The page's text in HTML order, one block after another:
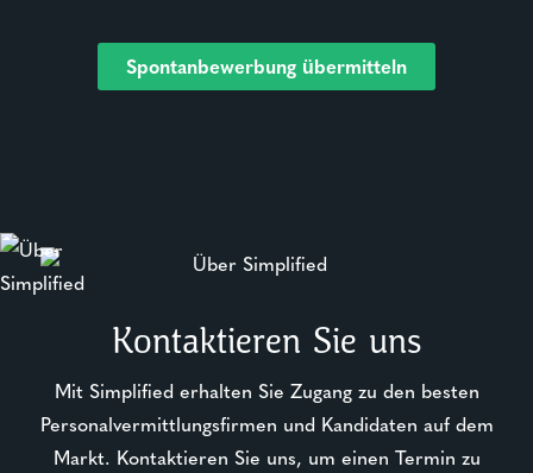
Spontanbewerbung übermitteln
Kontaktieren Sie uns
Mit Simplified erhalten Sie Zugang zu den besten
Personalvermittlungsfirmen und Kandidaten auf dem
Markt. Kontaktieren Sie uns, um einen Termin zu